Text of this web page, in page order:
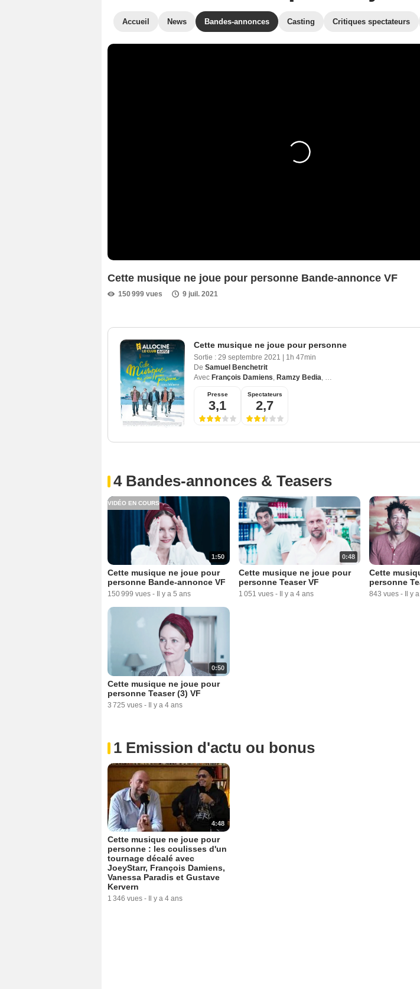
Accueil News Bandes-annonces Casting Critiques spectateurs
Cette musique ne joue pour personne Bande-annonce VF
150 999 vues 9 juil. 2021
Cette musique ne joue pour personne
Sortie : 29 septembre 2021
1h 47min
De Samuel Benchetrit
Avec François Damiens, Ramzy Bedia, Vanessa Paradis
Presse
3,1
Spectateurs
2,7
4 Bandes-annonces & Teasers
1:50
VIDÉO EN COURS
Cette musique ne joue pour
personne Bande-annonce VF
150 999 vues - Il y a 5 ans
0:48
Cette musique ne joue pour
personne Teaser VF
1 051 vues - Il y a 4 ans
Cette
personne
843 vues - Il y
0:50
Cette musique ne joue pour
personne Teaser (3) VF
3 725 vues - Il y a 4 ans
1 Emission d'actu ou bonus
4:48
Cette musique ne joue pour
personne : les coulisses d'un
tournage décalé avec
JoeyStarr, François Damiens,
Vanessa Paradis et Gustave
Kervern
1 346 vues - Il y a 4 ans